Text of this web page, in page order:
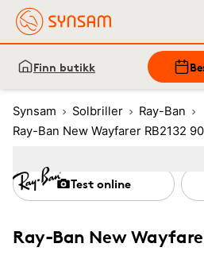
Finn butikk
Synsam Solbriller
Ray-Ban
Ray-Ban New Wayfarer RB2132
Ray-Ban New
Test online